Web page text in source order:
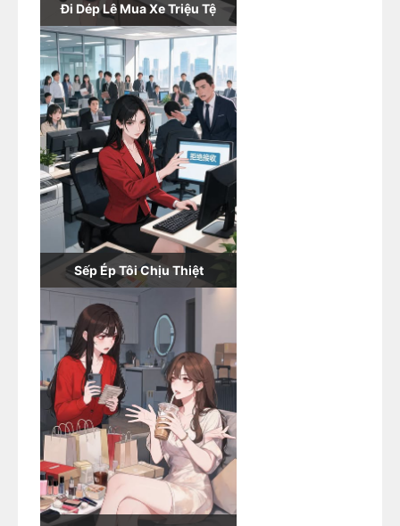
Đi Dép Lê Mua Xe Triệu Tệ
Sếp Ép Tôi Chịu Thiệt